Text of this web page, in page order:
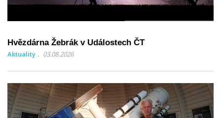
Hvězdárna Žebrák v Událostech ČT
Aktuality 03.08.2026